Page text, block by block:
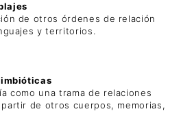
de otros órdenes de relación
y territorios.
como una trama de relaciones
de otros cuerpos, memorias,